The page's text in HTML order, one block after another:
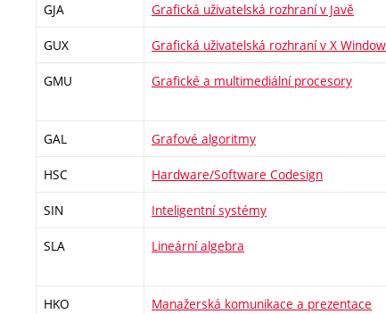
GJA Grafická uživatelská rozhraní v Javě
GUX Grafická uživatelská rozhraní v X Window
GMU Grafické a multimediální procesory
GAL Grafové algoritmy
HSC Hardware/Software Codesign
SIN Inteligentní systémy
SLA Lineární algebra
HKO Manažerská komunikace a prezentace